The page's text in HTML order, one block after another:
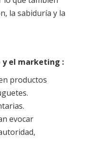
la sabiduría y la
y el marketing :
productos
evocar